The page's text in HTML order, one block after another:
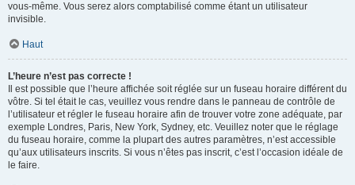
vous-même. Vous serez alors comptabilisé comme étant un utilisateur
invisible.
Haut
L’heure n’est pas correcte !
Il est possible que l’heure affichée soit réglée sur un fuseau horaire différent du
vôtre. Si tel était le cas, veuillez vous rendre dans le panneau de contrôle de
l’utilisateur et régler le fuseau horaire afin de trouver votre zone adéquate, par
exemple Londres, Paris, New York, Sydney, etc. Veuillez noter que le réglage
du fuseau horaire, comme la plupart des autres paramètres, n’est accessible
qu’aux utilisateurs inscrits. Si vous n’êtes pas inscrit, c’est l’occasion idéale de
le faire.